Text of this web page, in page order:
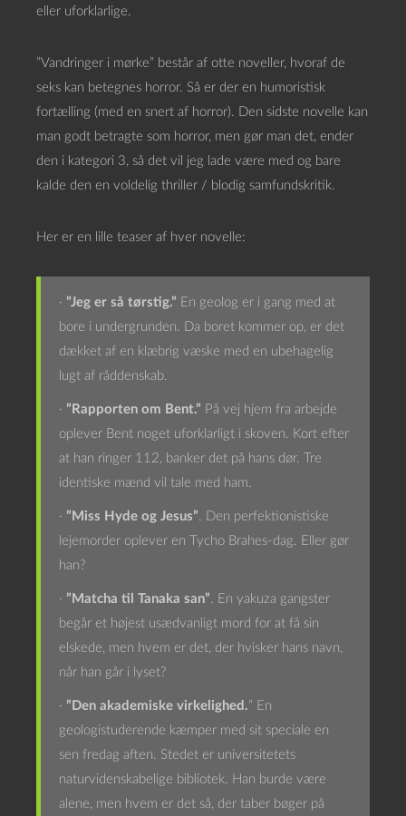
eller uforklarlige.
”Vandringer i mørke” består af otte noveller, hvoraf de
seks kan betegnes horror. Så er der en humoristisk
fortælling (med en snert af horror). Den sidste novelle kan
man godt betragte som horror, men gør man det, ender
den i kategori 3, så det vil jeg lade være med og bare
kalde den en voldelig thriller / blodig samfundskritik.
Her er en lille teaser af hver novelle:
· ”Jeg er så tørstig.” En geolog er i gang med at
bore i undergrunden. Da boret kommer op, er det
dækket af en klæbrig væske med en ubehagelig
lugt af råddenskab.
· ”Rapporten om Bent.” På vej hjem fra arbejde
oplever Bent noget uforklarligt i skoven. Kort efter
at han ringer 112, banker det på hans dør. Tre
identiske mænd vil tale med ham.
· ”Miss Hyde og Jesus”. Den perfektionistiske
lejemorder oplever en Tycho Brahes-dag. Eller gør
han?
· ”Matcha til Tanaka san”. En yakuza gangster
begår et højest usædvanligt mord for at få sin
elskede, men hvem er det, der hvisker hans navn,
når han går i lyset?
· ”Den akademiske virkelighed.” En
geologistuderende kæmper med sit speciale en
sen fredag aften. Stedet er universitetets
naturvidenskabelige bibliotek. Han burde være
alene, men hvem er det så, der taber bøger på